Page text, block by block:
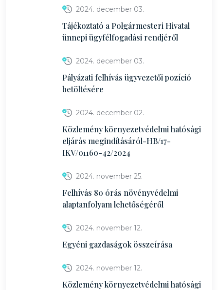
2024. december 03.
Tájékoztató a Polgármesteri Hivatal
ünnepi ügyfélfogadási rendjéről
2024. december 03.
Pályázati felhívás ügyvezetői pozíció
betöltésére
2024. december 02.
Közlemény környezetvédelmi hatósági
eljárás megindításáról-HB/17-
IKV/01160-42/2024
2024. november 25.
Felhívás 80 órás növényvédelmi
alaptanfolyam lehetőségéről
2024. november 12.
Egyéni gazdaságok összeírása
2024. november 12.
Közlemény környezetvédelmi hatósági